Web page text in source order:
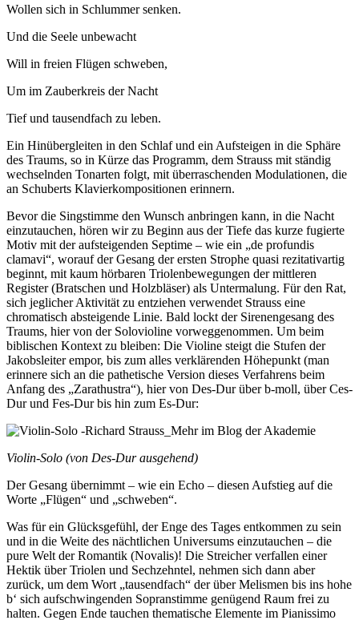
Wollen sich in Schlummer senken.
Und die Seele unbewacht
Will in freien Flügen schweben,
Um im Zauberkreis der Nacht
Tief und tausendfach zu leben.
Ein Hinübergleiten in den Schlaf und ein Aufsteigen in die Sphäre
des Traums, so in Kürze das Programm, dem Strauss mit ständig
wechselnden Tonarten folgt, mit überraschenden Modulationen, die
an Schuberts Klavierkompositionen erinnern.
Bevor die Singstimme den Wunsch anbringen kann, in die Nacht
einzutauchen, hören wir zu Beginn aus der Tiefe das kurze fugierte
Motiv mit der aufsteigenden Septime – wie ein „de profundis
clamavi“, worauf der Gesang der ersten Strophe quasi rezitativartig
beginnt, mit kaum hörbaren Triolenbewegungen der mittleren
Register (Bratschen und Holzbläser) als Untermalung. Für den Rat,
sich jeglicher Aktivität zu entziehen verwendet Strauss eine
chromatisch absteigende Linie. Bald lockt der Sirenengesang des
Traums, hier von der Solovioline vorweggenommen. Um beim
biblischen Kontext zu bleiben: Die Violine steigt die Stufen der
Jakobsleiter empor, bis zum alles verklärenden Höhepunkt (man
erinnere sich an die pathetische Version dieses Verfahrens beim
Anfang des „Zarathustra“), hier von Des-Dur über b-moll, über Ces-
Dur und Fes-Dur bis hin zum Es-Dur:
Violin-Solo (von Des-Dur ausgehend)
Der Gesang übernimmt – wie ein Echo – diesen Aufstieg auf die
Worte „Flügen“ und „schweben“.
Was für ein Glücksgefühl, der Enge des Tages entkommen zu sein
und in die Weite des nächtlichen Universums einzutauchen – die
pure Welt der Romantik (Novalis)! Die Streicher verfallen einer
Hektik über Triolen und Sechzehntel, nehmen sich dann aber
zurück, um dem Wort „tausendfach“ der über Melismen bis ins hohe
b‘ sich aufschwingenden Sopranstimme genügend Raum frei zu
halten. Gegen Ende tauchen thematische Elemente im Pianissimo